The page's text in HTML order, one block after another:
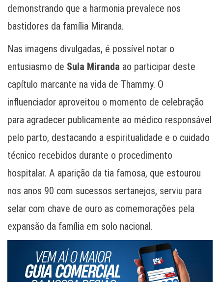
demonstrando que a harmonia prevalece nos
bastidores da família Miranda.
Nas imagens divulgadas, é possível notar o
entusiasmo de Sula Miranda ao participar deste
capítulo marcante na vida de Thammy. O
influenciador aproveitou o momento de celebração
para agradecer publicamente ao médico responsável
pelo parto, destacando a espiritualidade e o cuidado
técnico recebidos durante o procedimento
hospitalar. A aparição da tia famosa, que estourou
nos anos 90 com sucessos sertanejos, serviu para
selar com chave de ouro as comemorações pela
expansão da família em solo nacional.